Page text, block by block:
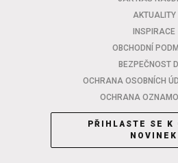
AKTUALITY
INSPIRACE
OBCHODNÍ
BEZPEČNOST
OCHRANA OSOBNÍCH
OCHRANA
PŘIHLASTE SE K
NOVINEK